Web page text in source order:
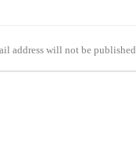
address will not be published.